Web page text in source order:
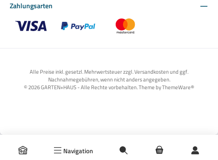
Navigation
Zahlungsarten
Alle Preise inkl. gesetzl. Mehrwertsteuer zzgl. Versandkosten und ggf.
Nachnahmegebühren, wenn nicht anders angegeben.
© 2026 GARTEN+HAUS - Alle Rechte vorbehalten. Theme byThemeWare®